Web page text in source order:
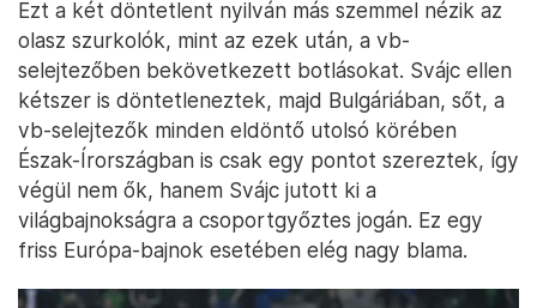
Ezt a két döntetlent nyilván más szemmel nézik az
olasz szurkolók, mint az ezek után, a vb-
selejtezőben bekövetkezett botlásokat. Svájc ellen
kétszer is döntetleneztek, majd Bulgáriában, sőt, a
vb-selejtezők minden eldöntő utolsó körében
Észak-Írországban is csak egy pontot szereztek, így
végül nem ők, hanem Svájc jutott ki a
világbajnokságra a csoportgyőztes jogán. Ez egy
friss Európa-bajnok esetében elég nagy blama.